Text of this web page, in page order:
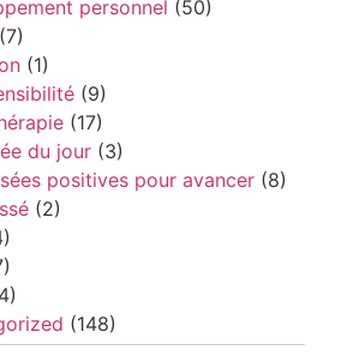
personnel (50)
(7)
(1)
(9)
(17)
du jour (3)
positives pour avancer (8)
(2)
(148)